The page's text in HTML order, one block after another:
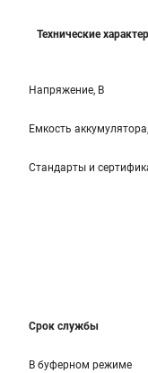
Технические
Напряжение, В
Емкость
Стандарты и
Срок службы
В буферном режиме